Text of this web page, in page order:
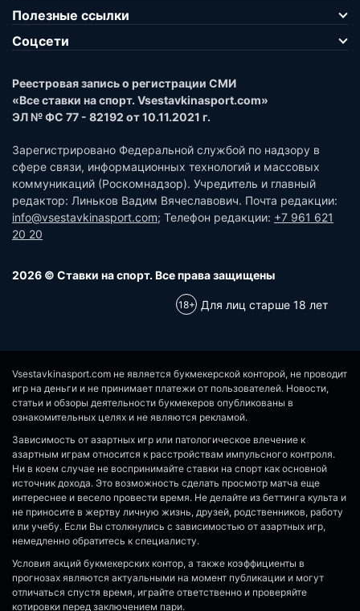
Полезные ссылки
Соцсети
Реестровая запись о регистрации СМИ
«Все ставки на спорт. Vsestavkinasport.com»
ЭЛ № ФС 77 - 82192 от 10.11.2021 г.
Зарегистрировано Федеральной службой по надзору в
сфере связи, информационных технологий и массовых
коммуникаций (Роскомнадзор). Учредитель и главный
редактор: Линьков Вадим Вячеславович. Почта редакции:
info@vsestavkinasport.com; Телефон редакции: +7 961 621
20 20
2026 © Ставки на спорт. Все права защищены
Для лиц старше 18 лет
Vsestavkinasport.com не является букмекерской конторой, не проводит
игр на деньги и не принимает платежи от пользователей. Новости,
статьи и обзоры деятельности букмекеров опубликованы в
ознакомительных целях и не являются рекламой.
Зависимость от азартных игр или патологическое влечение к
азартным играм относится к расстройствам импульсного контроля.
Ни в коем случае не воспринимайте ставки на спорт как основной
источник дохода. Это возможность сделать просмотр матча еще
интереснее и весело провести время. Не делайте из беттинга культа и
не приносите в жертву личную жизнь, друзей, родственников, работу
или учебу. Если Вы столкнулись с зависимостью от азартных игр,
немедленно обратитесь к специалисту.
Условия акций букмекерских контор, а также коэффициенты в
прогнозах являются актуальными на момент публикации и могут
отличаться спустя время, играйте ответственно и проверяйте
котировки перед заключением пари.